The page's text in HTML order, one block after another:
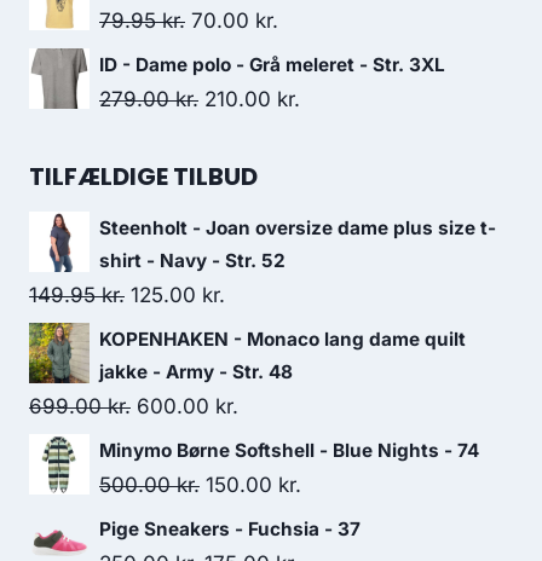
was:
410.00 kr..
79.95kr. Original
price
was:
70.00 kr.
price
is:
ID - Dame polo - Grå meleret - Str. 3XL
279.00kr. Original
was:
210.00 kr.
TILFÆLDIGE TILBUD
Steenholt - Joan oversize dame plus size t-
shirt - Navy - Str. 52
149.95kr. Original
price
was:
149.95 kr..
125.00 kr.
price
is:
125.00 kr..
KOPENHAKEN - Monaco lang dame quilt
jakke - Army - Str. 48
699.00kr. Original
price
was:
600.00 kr.
price
is:
Minymo Børne Softshell - Blue Nights - 74
500.00kr. Original
price
was:
150.00 kr.
price
Pige Sneakers - Fuchsia - 37